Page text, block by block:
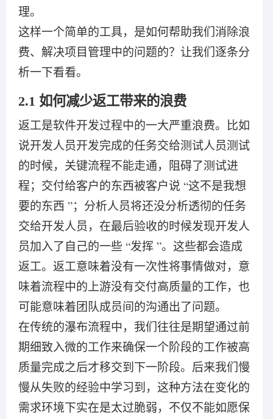
理。
这样一个简单的工具，是如何帮助我们消除浪
费、解决项目管理中的问题的？让我们逐条分
析一下看看。
2.1 如何减少返工带来的浪费
返工是软件开发过程中的一大严重浪费。比如
说开发人员开发完成的任务交给测试人员测试
的时候，关键流程不能走通，阻碍了测试进
程；交付给客户的东西被客户说 “这不是我想
要的东西 ”；分析人员将还没分析透彻的任务
交给开发人员，在最后验收的时候发现开发人
员加入了自己的一些 “发挥 ”。这些都会造成
返工。返工意味着没有一次性将事情做对，意
味着流程中的上游没有交付高质量的工作，也
可能意味着团队成员间的沟通出了问题。
在传统的瀑布流程中，我们往往是期望通过前
期细致入微的工作来确保一个阶段的工作被高
质量完成之后才移交到下一阶段。后来我们慢
慢从失败的经验中学习到，这种方法在变化的
需求环境下实在是太过脆弱，不仅不能如愿保